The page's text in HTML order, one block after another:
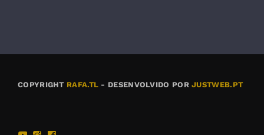
COPYRIGHT RAFA.TL - DESENVOLVIDO PORJUSTWEB.PT